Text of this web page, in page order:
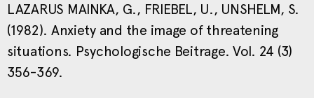
LAZARUS MAINKA, G., FRIEBEL, U., UNSHELM, S.
(1982). Anxiety and the image of threatening
situations. Psychologische Beitrage. Vol. 24 (3)
356-369.